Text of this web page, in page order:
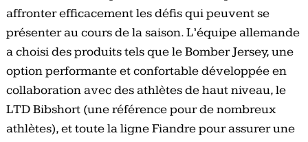
affronter efficacement les défis qui peuvent se
présenter au cours de la saison. L’équipe allemande
a choisi des produits tels que le Bomber Jersey, une
option performante et confortable développée en
collaboration avec des athlètes de haut niveau, le
LTD Bibshort (une référence pour de nombreux
athlètes), et toute la ligne Fiandre pour assurer une